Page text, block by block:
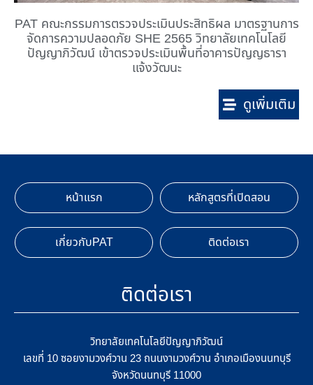
PAT คณะกรรมการตรวจประเมินประสิทธิผล มาตรฐานการ
จัดการความปลอดภัย SHE 2565 วิทยาลัยเทคโนโลยี
ปัญญาภิวัฒน์ เข้าตรวจประเมินพื้นที่อาคารปัญญธารา
แจ้งวัฒนะ
ดูเพิ่มเติม
หน้าแรก หลักสูตรที่เปิดสอน
เกี่ยวกับPAT ติดต่อเรา
ติดต่อเรา
วิทยาลัยเทคโนโลยีปัญญาภิวัฒน์
เลขที่ 10 ซอยงามวงศ์วาน 23 ถนนงามวงศ์วาน อำเภอเมืองนนทบุรี
จังหวัดนนทบุรี 11000